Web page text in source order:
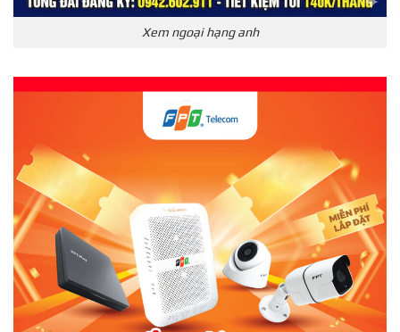
Xem ngoại hạng anh